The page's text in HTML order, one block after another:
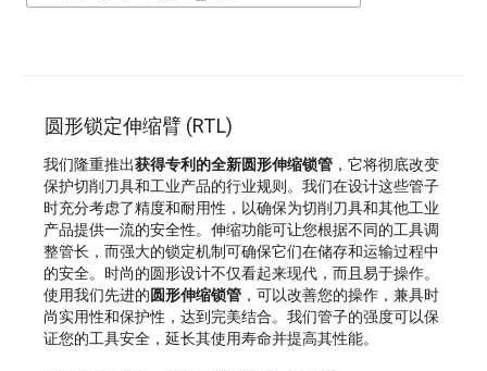
圆形锁定伸缩臂 (RTL)
我们隆重推出获得专利的全新圆形伸缩锁管 ，它将彻底改变
保护切削刀具和工业产品的行业规则。我们在设计这些管子
时充分考虑了精度和耐用性，以确保为切削刀具和其他工业
产品提供一流的安全性。伸缩功能可让您根据不同的工具调
整管长，而强大的锁定机制可确保它们在储存和运输过程中
的安全。时尚的圆形设计不仅看起来现代，而且易于操作。
使用我们先进的圆形伸缩锁管 ，可以改善您的操作，兼具时
尚实用性和保护性，达到完美结合。我们管子的强度可以保
证您的工具安全，延长其使用寿命并提高其性能。